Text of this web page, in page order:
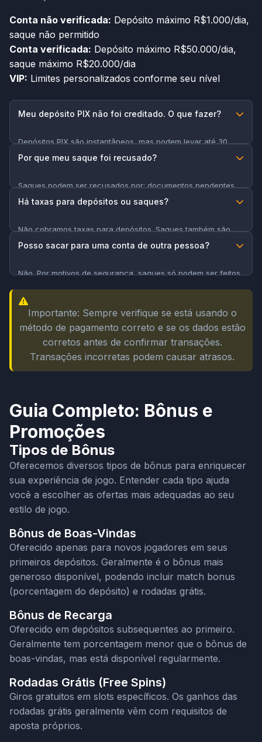
Conta não verificada: Depósito máximo R$1.000/dia,
saque não permitido
Conta verificada: Depósito máximo R$50.000/dia,
saque máximo R$20.000/dia
VIP: Limites personalizados conforme seu nível
Meu depósito PIX não foi creditado. O que fazer?
Depósitos PIX são instantâneos, mas podem levar até 30
minutos em casos raros. Se não receber após esse período,
Por que meu saque foi recusado?
Saques podem ser recusados por: documentos pendentes,
requisitos de bônus não cumpridos, dados bancários
Há taxas para depósitos ou saques?
Não cobramos taxas para depósitos. Saques também são
gratuitos, mas seu banco pode aplicar taxas próprias em
Posso sacar para uma conta de outra pessoa?
Não. Por motivos de segurança, saques só podem ser feitos
Importante: Sempre verifique se está usando o
método de pagamento correto e se os dados estão
corretos antes de confirmar transações.
Transações incorretas podem causar atrasos.
Guia Completo: Bônus e
Promoções
Tipos de Bônus
Oferecemos diversos tipos de bônus para enriquecer
sua experiência de jogo. Entender cada tipo ajuda
você a escolher as ofertas mais adequadas ao seu
estilo de jogo.
Bônus de Boas-Vindas
Oferecido apenas para novos jogadores em seus
primeiros depósitos. Geralmente é o bônus mais
generoso disponível, podendo incluir match bonus
(porcentagem do depósito) e rodadas grátis.
Bônus de Recarga
Oferecido em depósitos subsequentes ao primeiro.
Geralmente tem porcentagem menor que o bônus de
boas-vindas, mas está disponível regularmente.
Rodadas Grátis (Free Spins)
Giros gratuitos em slots específicos. Os ganhos das
rodadas grátis geralmente vêm com requisitos de
aposta próprios.